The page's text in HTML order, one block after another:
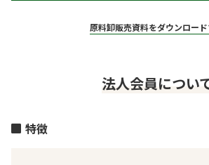
原料卸販売資料をダウンロー
法人会員につい
特徴